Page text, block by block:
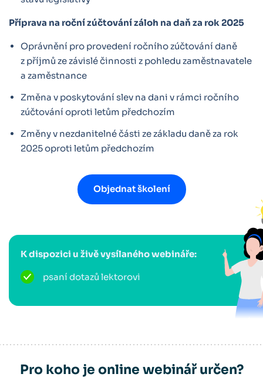
Příprava na roční zúčtování záloh na daň za rok 2025
Oprávnění pro provedení ročního zúčtování daně
z příjmů ze závislé činnosti z pohledu zaměstnavatele
a zaměstnance
Změna v poskytování slev na dani v rámci ročního
zúčtování oproti letům předchozím
Změny v nezdanitelné části ze základu daně za rok
2025 oproti letům předchozím
Objednat školení
K dispozici u živě vysílaného webináře:
psaní dotazů lektorovi
Pro koho je online webinář určen?